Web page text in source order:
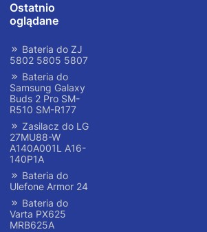
Ostatnio
oglądane
Bateria do ZJ
5802 5805 5807
Bateria do
Samsung Galaxy
Buds 2 Pro SM-
R510 SM-R177
Zasilacz do LG
27MU88-W
A140A001L A16-
140P1A
Bateria do
Ulefone Armor 24
Bateria do
Varta PX625
MRB625A